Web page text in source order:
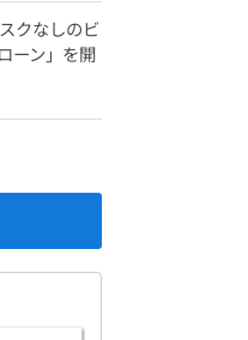
クなしのビ
ーン」を開